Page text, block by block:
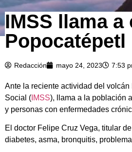
IMSS llama
Popocatépetl
Redacción mayo 24, 2023 7:53
Ante la reciente actividad del
Social ( IMSS), llama a la población
y personas con enfermedades
El doctor Felipe Cruz Vega, titular
diabetes, asma, bronquitis,